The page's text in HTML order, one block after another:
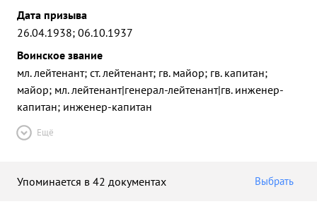
Дата призыва
26.04.1938; 06.10.1937
Воинское звание
мл. лейтенант; ст. лейтенант; гв. майор; гв. капитан;
майор; мл. лейтенант|генерал-лейтенант|гв. инженер-
капитан; инженер-капитан
Ещё
Упоминается в 42 документах Выбрать